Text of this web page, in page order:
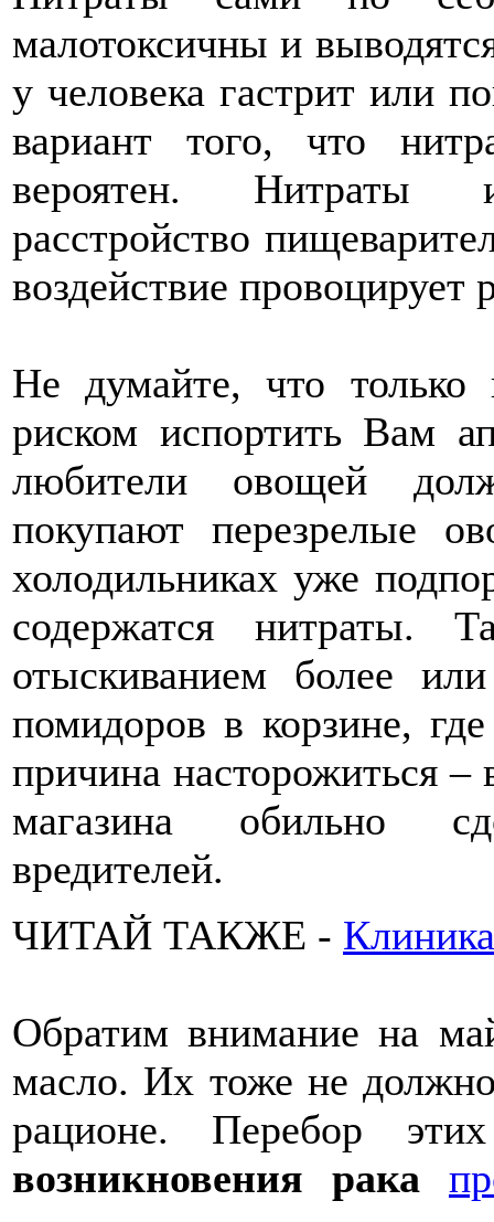
малотоксичны и
у человека гастрит или
вариант того, что
вероятен. Нитраты
расстройство
воздействие провоцирует
Не думайте, что только
риском испортить Вам
любители овощей
покупают перезрелые
холодильниках уже
содержатся нитраты.
отыскиванием более
помидоров в корзине,
причина насторожиться
магазина обильно
вредителей.
ЧИТАЙ ТАКЖЕ -
Обратим внимание на
масло. Их тоже не
рационе. Перебор
возникновения рака